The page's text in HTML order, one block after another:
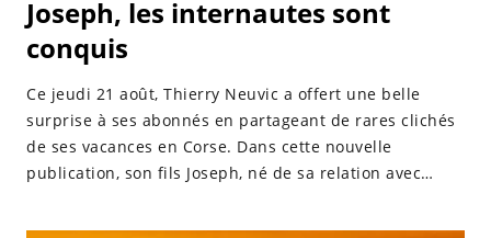
Joseph, les internautes sont
conquis
Ce jeudi 21 août, Thierry Neuvic a offert une belle
surprise à ses abonnés en partageant de rares clichés
de ses vacances en Corse. Dans cette nouvelle
publication, son fils Joseph, né de sa relation avec
plage.